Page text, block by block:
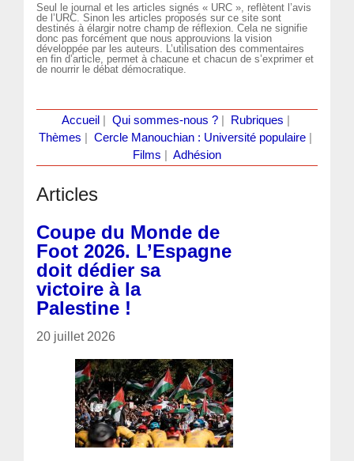
Seul le journal et les articles signés « URC », reflètent l’avis
de l’URC. Sinon les articles proposés sur ce site sont
destinés à élargir notre champ de réflexion. Cela ne signifie
donc pas forcément que nous approuvions la vision
développée par les auteurs. L’utilisation des commentaires
en fin d’article, permet à chacune et chacun de s’exprimer et
de nourrir le débat démocratique.
Accueil Qui sommes-nous ?| Rubriques
Thèmes
Cercle Manouchian : Université populaire
Films
Adhésion
Articles
Coupe du Monde de
Foot 2026. L’Espagne
doit dédier sa
victoire à la
Palestine !
20 juillet 2026